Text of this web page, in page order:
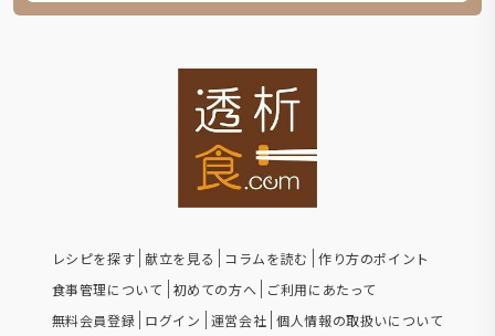
レシピを探す 献立を見る コラムを読む
作り方のポイント
食事管理について
初めての方へ
ご利用にあたって
無料会員登録 ログイン 運営会社 個人情報の取扱いについて